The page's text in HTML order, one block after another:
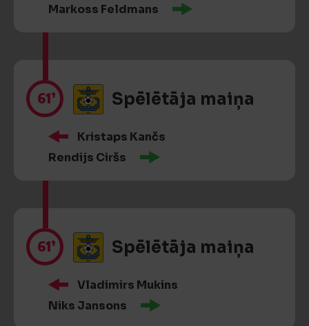
Markoss Feldmans
61’ Spēlētāja maiņa
Kristaps Kančs
Rendijs Ciršs
61’ Spēlētāja maiņa
Vladimirs Mukins
Niks Jansons